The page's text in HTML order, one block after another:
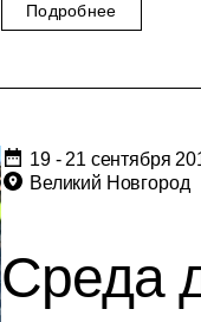
Подробнее
19 - 21 сентября
Великий Новгород
Среда